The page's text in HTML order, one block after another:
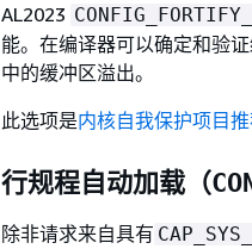
AL2023
能。在编译器可以确定和验
中的缓冲区溢出。
此选项是内核自我保护项目
行规程自动加载（
除非请求来自具有